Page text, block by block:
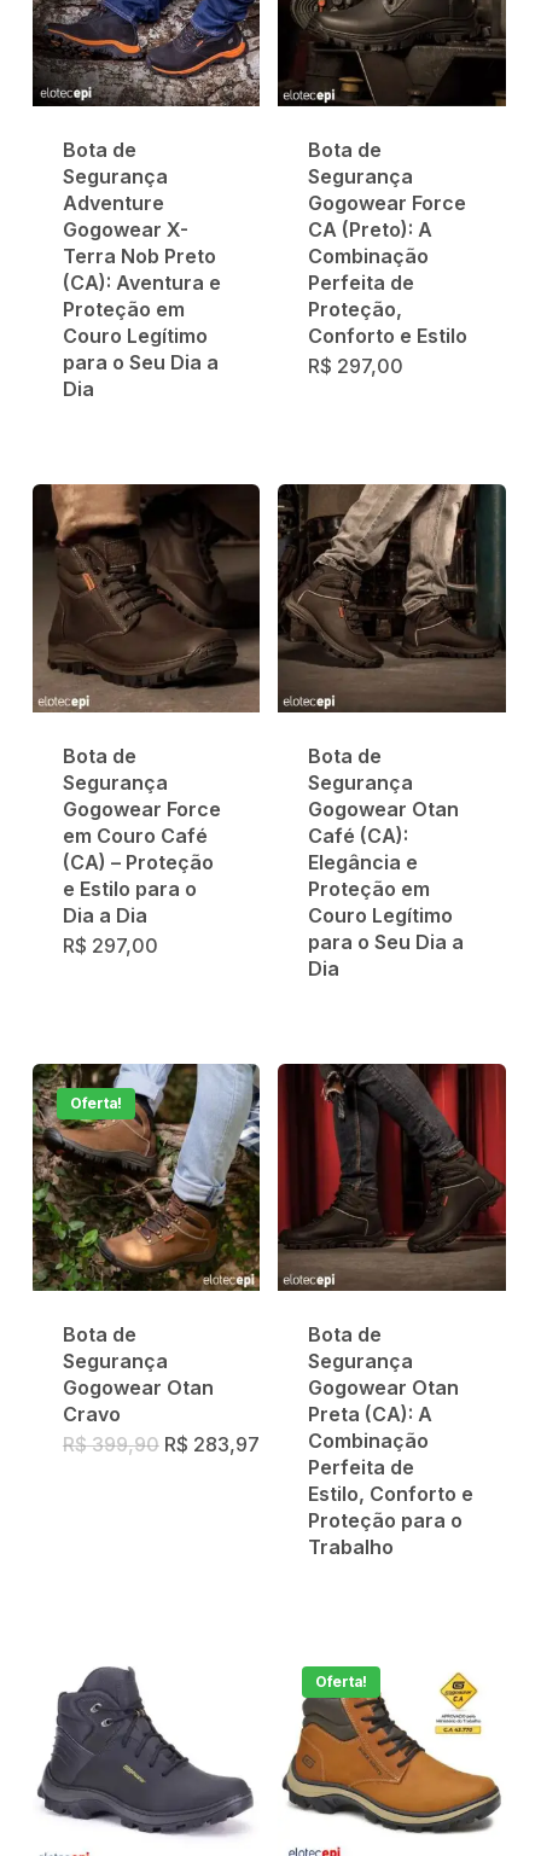
Bota de
Segurança
Adventure
Gogowear X-
Terra Nob Preto
(CA): Aventura e
Proteção em
Couro Legítimo
para o Seu Dia a
Dia
Bota de
Segurança
Gogowear Force
CA (Preto): A
Combinação
Perfeita de
Proteção,
Conforto e Estilo
R$ 297,00
Bota de
Segurança
Gogowear Force
em Couro Café
(CA) – Proteção
e Estilo para o
Dia a Dia
R$ 297,00
Bota de
Segurança
Gogowear Otan
Café (CA):
Elegância e
Proteção em
Couro Legítimo
para o Seu Dia a
Dia
Oferta!
Bota de
Segurança
Gogowear Otan
Cravo
R$399,90 O
preço
R$ 283,97O
preço
R$ 283,97.
Bota de
Segurança
Gogowear Otan
Preta (CA): A
Combinação
Perfeita de
Estilo, Conforto e
Proteção para o
Trabalho
Oferta!